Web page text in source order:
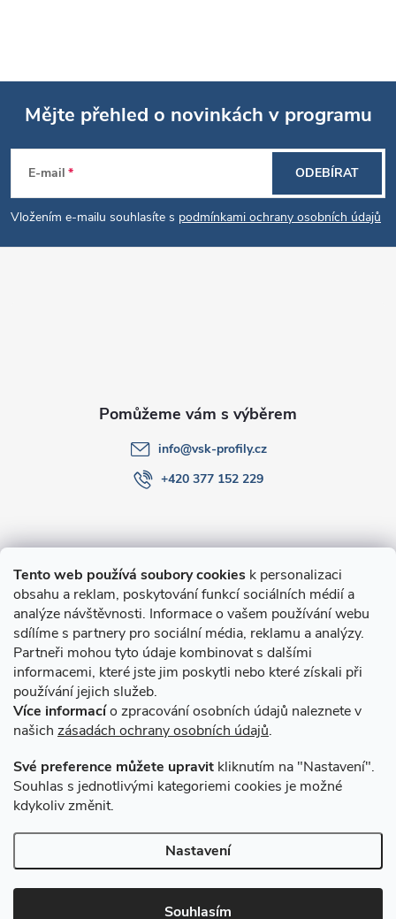
Tento web používá soubory cookies k personalizaci
obsahu a reklam, poskytování funkcí sociálních médií a
analýze návštěvnosti. Informace o vašem používání webu
sdílíme s partnery pro sociální média, reklamu a analýzy.
Partneři mohou tyto údaje kombinovat s dalšími
informacemi, které jste jim poskytli nebo které získali při
používání jejich služeb.
Více informacío zpracování osobních údajů naleznete v
našich zásadách ochrany osobních údajů.
Své preference můžete upravit kliknutím na "Nastavení".
Souhlas s jednotlivými kategoriemi cookies je možné
kdykoliv změnit.
Nastavení
Souhlasím
Z
á
p
Mějte přehled o novinkách v programu
E-mail
Vložením e-mailu souhlasíte s podmínkami ochrany osobních údajů
ODEBÍRAT
O nákupu
Novinky v programu Alusic
Archiv
info@vsk-profily.cz
+420 377 152 229
Způsoby dopravy
Copyright 2026VSK Profily. Všechna práva vyhrazena.